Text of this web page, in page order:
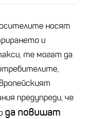
носят
и
те могат да
предупреди, че
да повишат